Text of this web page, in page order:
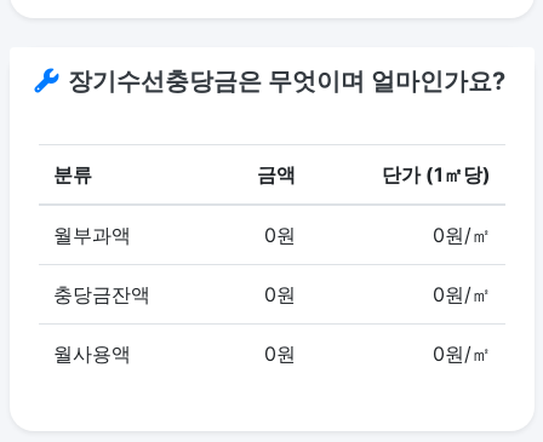
장기수선충당금은 무엇이며 얼마인가요?
분류 금액 단가 (1㎡당)
월부과액 0원 0원/㎡
충당금잔액 0원 0원/㎡
월사용액 0원 0원/㎡